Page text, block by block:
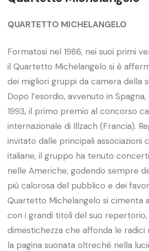
QUARTETTO MICHELANGELO
Formatosi nel 1986, nei suoi primi
il Quartetto Michelangelo si è
dei migliori gruppi da camera della
Dopo l’esordio, avvenuto in
1993, il primo premio al concorso
internazionale di Illzach (Francia).
invitato dalle principali associazioni
italiane, il gruppo ha tenuto
nelle Americhe, godendo sempre
più calorosa del pubblico e dei
Quartetto Michelangelo si cimenta
con i grandi titoli del suo repertorio,
dimestichezza che affonda le radici
la pagina suonata oltreché nella